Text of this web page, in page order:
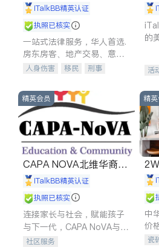
iTalkBB精英认证
执照已核实
一站式法律服务，华人首选.
房东房客、地产交易、意外
伤害、车祸重伤、商业诉
建筑合同、刑事案件全包办
人身伤害 移民
刑事
信托/遗嘱
商业
索赔
律师-其它 保释
的
专
活
精英会员
CAPA NOVA北维华裔家
长会iTalkBB精英认证
执照已核实
连接家长与社会，赋能孩子
与下一代，CAPA NoVA与您
携手建设包容、公平、充满
社区服务
精
中
价
台
瓷